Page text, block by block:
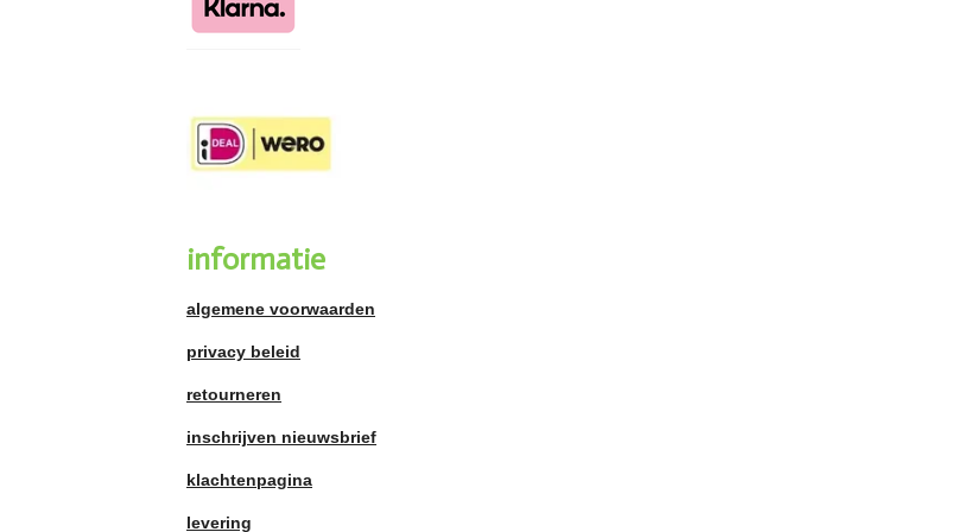
informatie
algemene voorwaarden
privacy beleid
retourneren
inschrijven nieuwsbrief
klachtenpagina
levering